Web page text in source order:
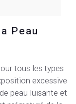
Peau
tous les types
excessive
peau luisante et